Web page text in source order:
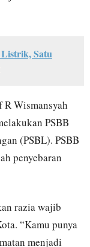
Satu
Wismansyah
PSBB
(PSBL). PSBB
penyebaran
razia wajib
“Kamu punya
menjadi